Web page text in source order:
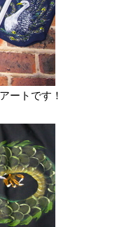
ートです！